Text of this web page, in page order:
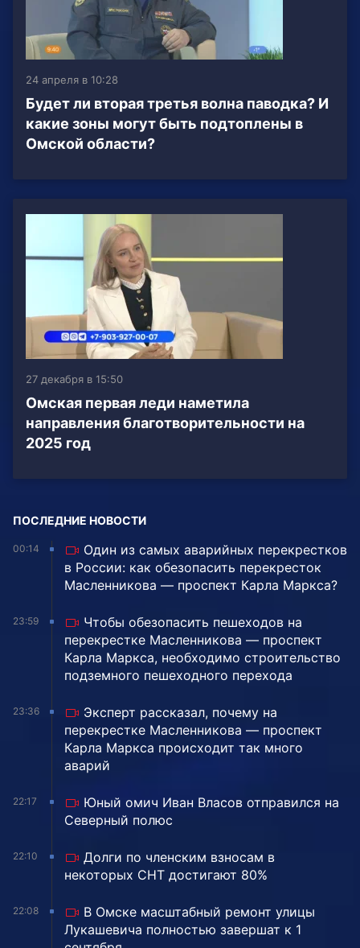
24 апреля в 10:28
Будет ли вторая третья волна паводка? И
какие зоны могут быть подтоплены в
Омской области?
27 декабря в 15:50
Омская первая леди наметила
направления благотворительности на
2025 год
ПОСЛЕДНИЕ НОВОСТИ
00:14
Один из самых аварийных перекрестков
в России: как обезопасить перекресток
Масленникова — проспект Карла Маркса?
23:59
Чтобы обезопасить пешеходов на
перекрестке Масленникова — проспект
Карла Маркса, необходимо строительство
подземного пешеходного перехода
23:36
Эксперт рассказал, почему на
перекрестке Масленникова — проспект
Карла Маркса происходит так много
аварий
22:17
Юный омич Иван Власов отправился на
Северный полюс
22:10
Долги по членским взносам в
некоторых СНТ достигают 80%
22:08
В Омске масштабный ремонт улицы
Лукашевича полностью завершат к 1